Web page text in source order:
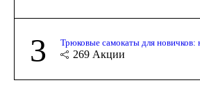
3 Трюковые самокаты для новичков:
269 Акции